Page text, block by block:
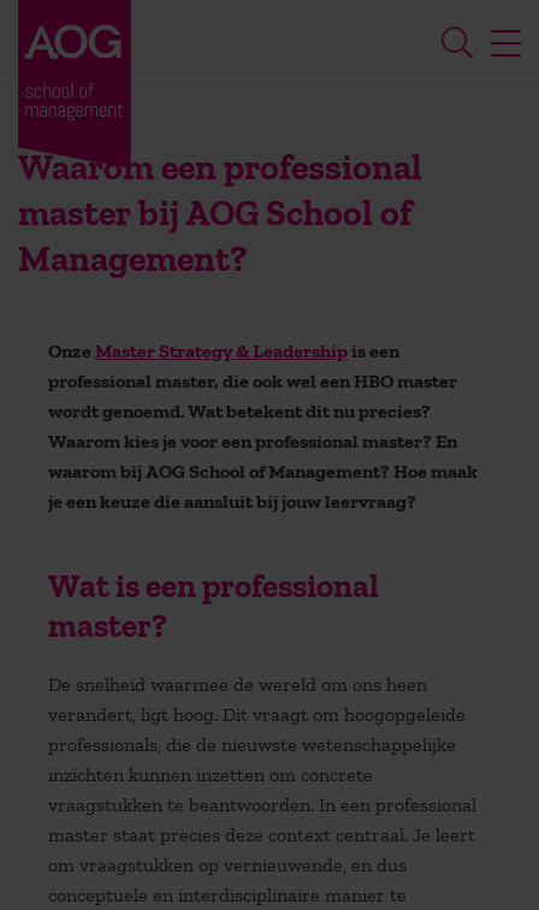
Waarom een professional
master bij AOG School of
Management?
Onze Master Strategy & Leadershipis een
professional master, die ook wel een HBO master
wordt genoemd. Wat betekent dit nu precies?
Waarom kies je voor een professional master? En
waarom bij AOG School of Management? Hoe maak
je een keuze die aansluit bij jouw leervraag?
Wat is een professional
master?
De snelheid waarmee de wereld om ons heen
verandert, ligt hoog. Dit vraagt om hoogopgeleide
professionals, die de nieuwste wetenschappelijke
inzichten kunnen inzetten om concrete
vraagstukken te beantwoorden. In een professional
master staat precies deze context centraal. Je leert
om vraagstukken op vernieuwende, en dus
conceptuele en interdisciplinaire manier te